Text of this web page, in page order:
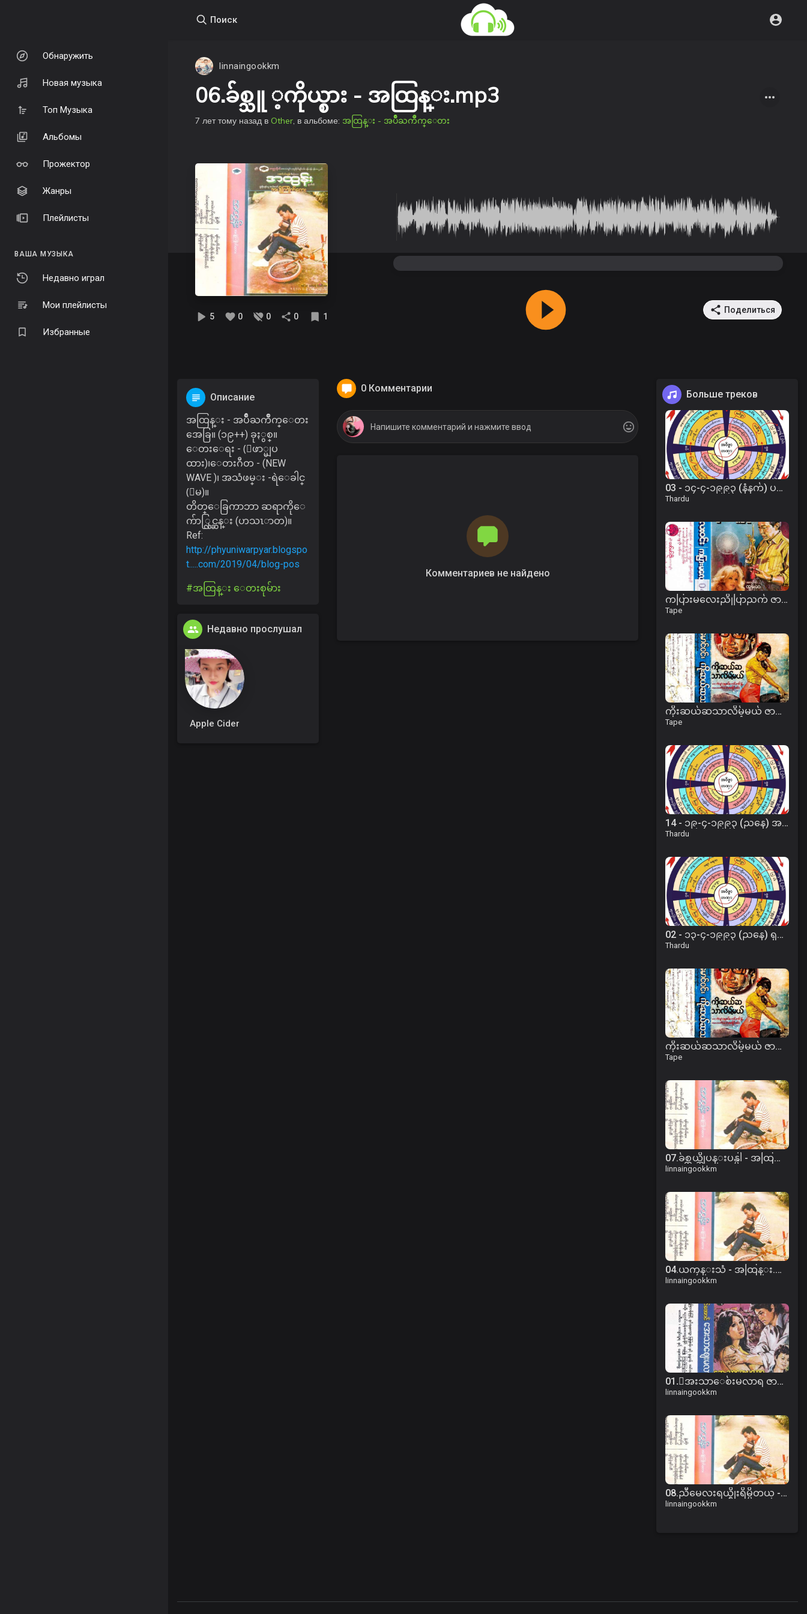
Обнаружить
Новая музыка
Топ Музыка
Альбомы
Прожектор
Жанры
Плейлисты
ВАША МУЗЫКА
Недавно играл
Мои плейлисты
Избранные
Поиск
linnaingookkm
06.ခ်စ္သူ ့ကိုယ္စား - အထြန္း.mp3
7 лет тому назад в Other, в альбоме: အထြန္း - အပ်ိဳႀကိဳက္ေတး
5 0 0 0 1
Поделиться
0 Комментарии
Комментариев не найдено
Описание
အထြန္း - အပ်ိဳႀကိဳက္ေတး
အေခြ။ (၁၉++) ခုႏွစ္။
ေတးေရး - (ေဖာ္မျပ
ထား)၊ေတးဂီတ - (NEW
WAVE )၊ အသံဖမ္း -ရဲေခါင္
(ေမ)။
တိတ္ေခြကာဘာ ဆရာကိုေ
က်ာ္လြင္ဆန္း (ဟသၤာတ)။
Ref:
http://phyuniwarpyar.blogspo
t.....com/2019/04/blog-pos
#အထြန္း ေတးစုမ်ား
Недавно прослушал
Apple Cider
Больше треков
03 - ၁၄-၄-၁၉၉၃ (နံနက်) ပဋိစ္စသမုပ္ပါဒ်နှင့် ကမ္မဘဝရှင်းတမ်းတရား
Thardu
ကပြားမလေးညိုပြာညက် ဇာတ်လမ်း
Tape
ကိုးဆယ်ဆသာလိမ့်မယ် ဇာတ်လမ်း (ပထမပိုင်း)
Tape
14 - ၁၉-၄-၁၉၉၃ (ညနေ) အဂ္ဂိဝ စ္ဆသုတ်
Thardu
02 - ၁၃-၄-၁၉၉၃ (ညနေ) ရှည်လျားတဲ့ဘဝသံသရာ
Thardu
ကိုးဆယ်ဆသာလိမ့်မယ် ဇာတ်လမ်း (ဇာတ်သိမ်းပိုင်း)
Tape
07.ခ်စ္တယ္ဆိုပန္းပန္ပါ - အထြန္း.mp3
linnaingookkm
04.ယကၠန္းသံ - အထြန္း.mp3
linnaingookkm
01.ေအးသာေစ်းမလာရ ဇာတ္လမ္း (ပထမပိုင္း).mp3
linnaingookkm
08.ညီမေလးရယ္စိုးရိမ္မိတယ္ - အထြန္း.mp3
linnaingookkm